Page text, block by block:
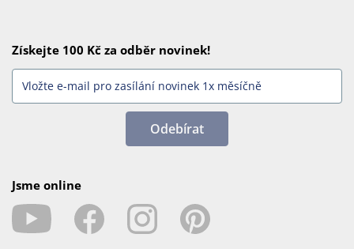
Získejte 100 Kč za odběr novinek!
Odebírat
Jsme online